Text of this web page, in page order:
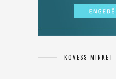
KÖVESS MINKET